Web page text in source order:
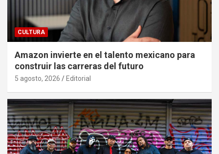
CULTURA
Amazon invierte en el talento mexicano para
construir las carreras del futuro
5 agosto, 2026 Editorial